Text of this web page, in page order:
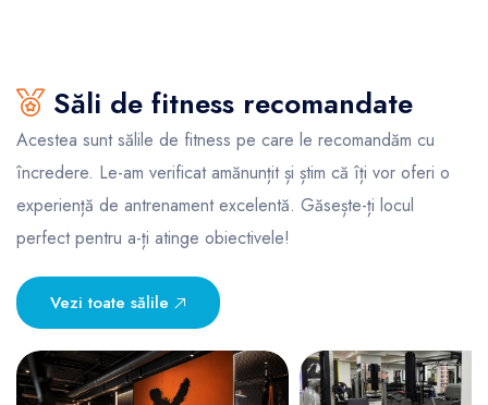
Săli de fitness recomandate
Acestea sunt sălile de fitness pe care le recomandăm cu
încredere. Le-am verificat amănunțit și știm că îți vor oferi o
experiență de antrenament excelentă. Găsește-ți locul
perfect pentru a-ți atinge obiectivele!
Vezi toate sălile